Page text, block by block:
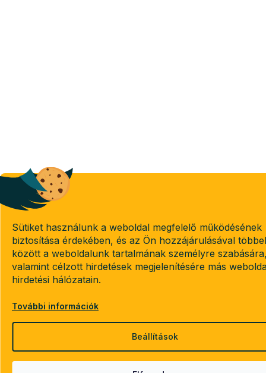
Sütiket használunk a weboldal megfelelő működésének
biztosítása érdekében, és az Ön hozzájárulásával
között a weboldalunk tartalmának személyre
valamint célzott hirdetések megjelenítésére más
hirdetési hálózatain.
További információk
Beállítások